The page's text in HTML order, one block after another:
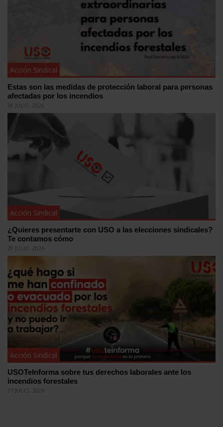
Acción Sindical
Estas son las medidas de protección laboral para personas
afectadas por los incendios
30 JULIO, 2026
Acción Sindical
¿Quieres presentarte con USO a las elecciones sindicales?
Te contamos cómo
29 JULIO, 2026
Acción Sindical
USOTeInforma sobre tus derechos laborales ante los
incendios forestales
27 JULIO, 2026